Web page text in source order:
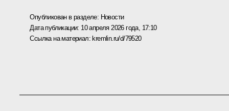
Опубликован в разделе: Новости
Дата публикации: 10 апреля 2026 года, 17:10
Ссылка на материал:kremlin.ru/d/79520